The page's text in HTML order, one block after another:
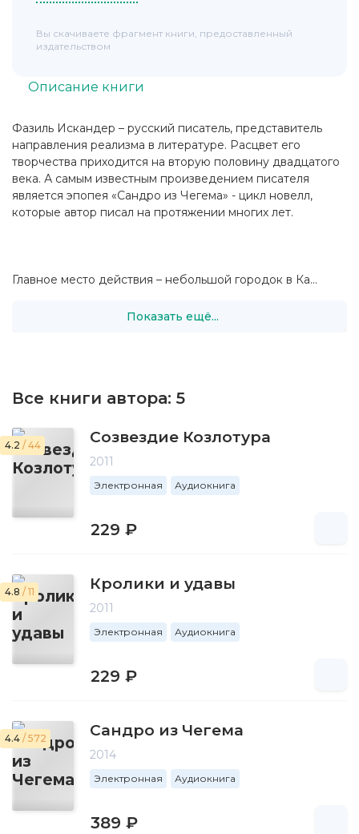
Фазиль Искандер – русский писатель, представитель
направления реализма в литературе. Расцвет его
творчества приходится на вторую половину двадцатого
века. А самым известным произведением писателя
является эпопея «Сандро из Чегема» - цикл новелл,
которые автор писал на протяжении многих лет.
Главное место действия – небольшой городок в Ка...
Показать ещё...
Описание книги
Все книги автора: 5
4.2 / 44 Созвездие Козлотура
2011
Электронная Аудиокнига
229 ₽
4.8 / 11 Кролики и удавы
2011
Электронная Аудиокнига
229 ₽
4.4 / 572 Сандро из Чегема
2014
Электронная Аудиокнига
389 ₽
Вы скачиваете фрагмент книги, предоставленный
издательством